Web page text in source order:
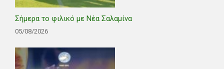
Σήμερα το φιλικό με Νέα Σαλαμίνα
05/08/2026